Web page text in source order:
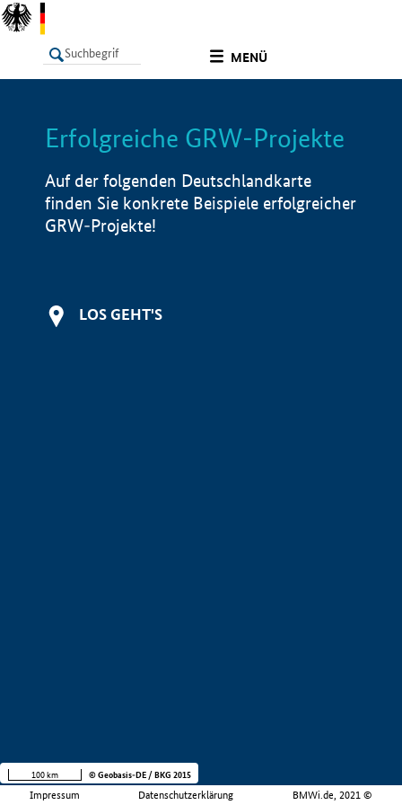
MENÜ
LISTE Info
Erfolgreiche GRW-Projekte
Auf der folgenden Deutschlandkarte
finden Sie konkrete Beispiele erfolgreicher
GRW-Projekte!
LOS GEHT'S
Impressum Datenschutzerklärung BMWi.de, 2021 ©
100 km © Geobasis-DE / BKG 2015